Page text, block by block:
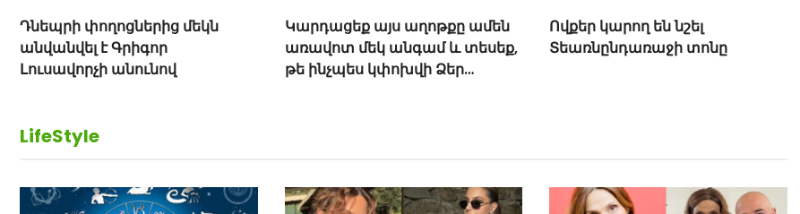
Կարդացեք այս աղոթքը ամեն
առավոտ մեկ անգամ և տեսեք,
թե ինչպես կփոխվի Ձեր
Ովքեր կարող են նշել
Տեառնընդառաջի տոնը
LifeStyle